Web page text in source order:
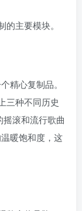
主要模块。
精心复制品。
三种不同历史
滚和流行歌曲
暖饱和度，这